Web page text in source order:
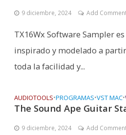
9 diciembre, 2024 Add
TX16Wx Software Sampler
inspirado y modelado a
toda la facilidad y...
AUDIOTOOLS•PROGRAMAS•VST MAC•
The Sound Ape Guitar
9 diciembre, 2024 Add